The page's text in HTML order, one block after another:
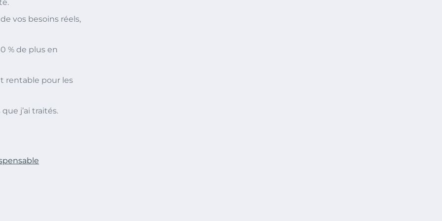
vos besoins réels,
% de plus en
rentable pour les
j’ai traités.